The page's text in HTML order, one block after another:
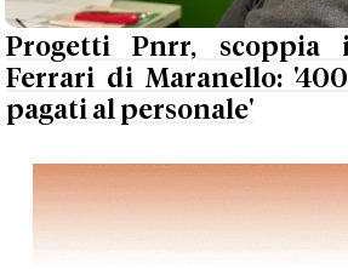
Progetti Pnrr, scoppia
Ferrari di Maranello:
pagati al personale'